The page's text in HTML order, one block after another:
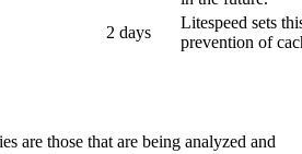
2 days
Litespeed sets
prevention of
are those that are being analyzed and